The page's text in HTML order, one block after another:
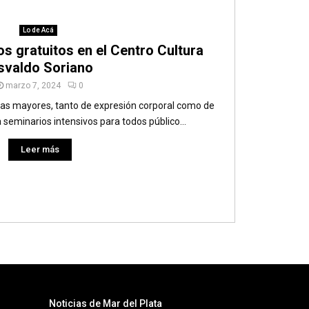
Lo de Acá
gratuitos en el Centro Cultura
Soriano
marzo 7, 2024 0
mayores, tanto de expresión corporal como de
intensivos para todos público...
Leer más
Noticias de Mar del Plata